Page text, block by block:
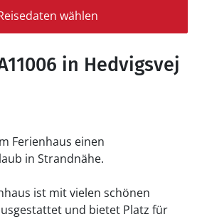
wählen
in Hedvigsvej
Ferienhaus einen
in Strandnähe.
ist mit vielen schönen
und bietet Platz für